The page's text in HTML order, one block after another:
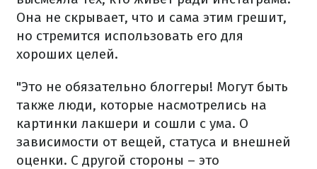
Она не скрывает, что и сама этим грешит,
но стремится использовать его для
хороших целей.
"Это не обязательно блоггеры! Могут быть
также люди, которые насмотрелись на
картинки лакшери и сошли с ума. О
зависимости от вещей, статуса и внешней
оценки. С другой стороны – это